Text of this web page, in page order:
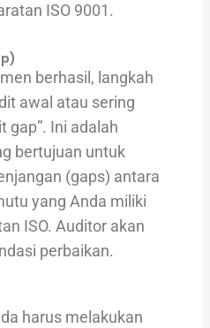
ISO 9001.
berhasil, langkah
awal atau sering
gap”. Ini adalah
bertujuan untuk
(gaps) antara
yang Anda miliki
ISO. Auditor akan
perbaikan.
harus melakukan